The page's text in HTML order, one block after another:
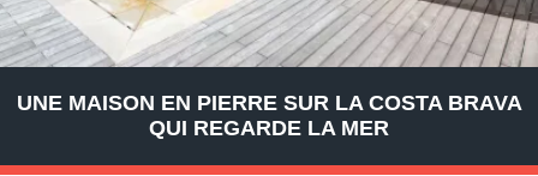
UNE MAISON EN PIERRE SUR LA COSTA BRAVA
QUI REGARDE LA MER